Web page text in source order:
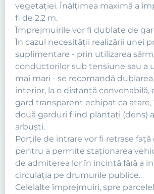
vegetaţiei. Înălţimea maximă a
fi de 2,2 m.
Împrejmuirile vor fi dublate de
În cazul necesităţii realizării unei
suplimentare - prin utilizarea
conductorilor sub tensiune sau a
mai mari - se recomandă
interior, la o distanţă convenabilă,
gard transparent echipat ca atare,
două garduri fiind plantaţi (dens)
arbuşti.
Porţile de intrare vor fi retrase
pentru a permite staţionarea
de admiterea lor în incintă fără a
circulaţia pe drumurile publice.
Celelalte împrejmuiri, spre